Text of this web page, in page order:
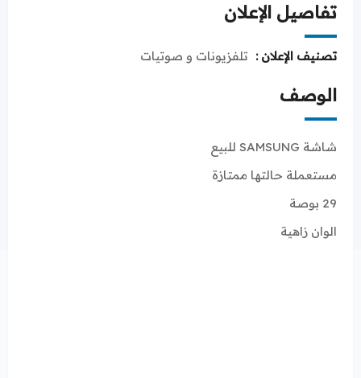
تفاصيل الإعلان
تصنيف الإعلان : تلفزيونات و صوتيات
الوصف
شاشة SAMSUNG للبيع
مستعملة حالتها ممتازة
29 بوصة
الوان زاهية